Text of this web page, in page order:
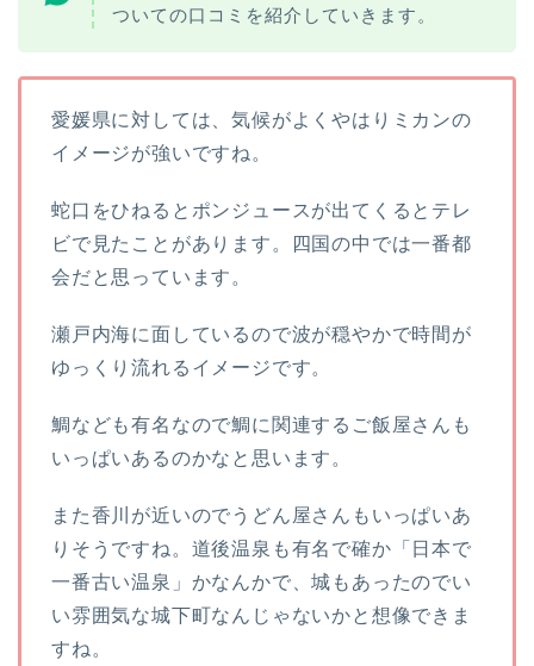
ついての口コミを紹介していきます。
愛媛県に対しては、気候がよくやはりミカンの
イメージが強いですね。
蛇口をひねるとポンジュースが出てくるとテレ
ビで見たことがあります。四国の中では一番都
会だと思っています。
瀬戸内海に面しているので波が穏やかで時間が
ゆっくり流れるイメージです。
鯛なども有名なので鯛に関連するご飯屋さんも
いっぱいあるのかなと思います。
また香川が近いのでうどん屋さんもいっぱいあ
りそうですね。道後温泉も有名で確か「日本で
一番古い温泉」かなんかで、城もあったのでい
い雰囲気な城下町なんじゃないかと想像できま
すね。